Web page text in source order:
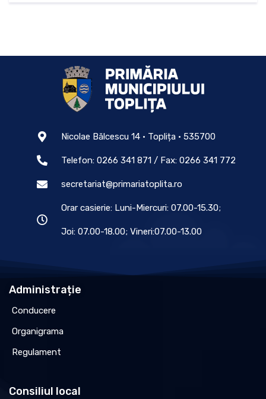
Nicolae Bălcescu 14 • Toplița • 535700
Telefon: 0266 341 871 / Fax: 0266 341 772
secretariat@primariatoplita.ro
Orar casierie: Luni-Miercuri: 07.00-15.30;
Joi: 07.00-18.00; Vineri:07.00-13.00
Administrație
Conducere
Organigrama
Regulament
Consiliul local